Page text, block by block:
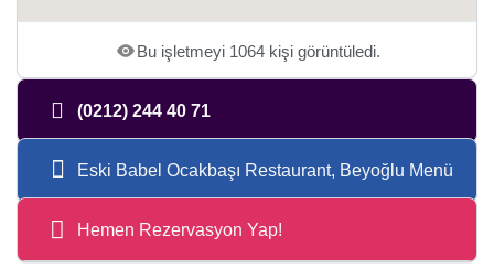
Bu işletmeyi 1064 kişi görüntüledi.
(0212) 244 40 71
Eski Babel Ocakbaşı Restaurant, Beyoğlu Menü
Hemen Rezervasyon Yap!